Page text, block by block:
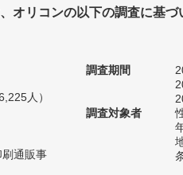
オリコンの以下の調査に基づ
人）
通販事
調査期間
調査対象者